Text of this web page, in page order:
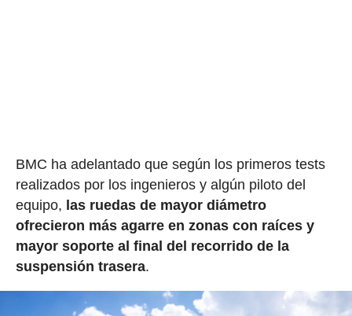
BMC ha adelantado que según los primeros tests
realizados por los ingenieros y algún piloto del
equipo, las ruedas de mayor diámetro
ofrecieron más agarre en zonas con raíces y
mayor soporte al final del recorrido de la
suspensión trasera.